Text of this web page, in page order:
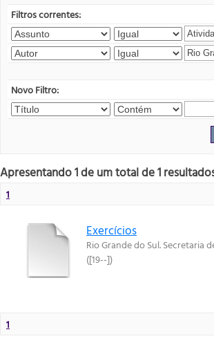
Filtros correntes:
Novo Filtro:
Apresentando 1 de um total de 1
1
Exercícios
Rio Grande do Sul. Secretaria
([19--])
1